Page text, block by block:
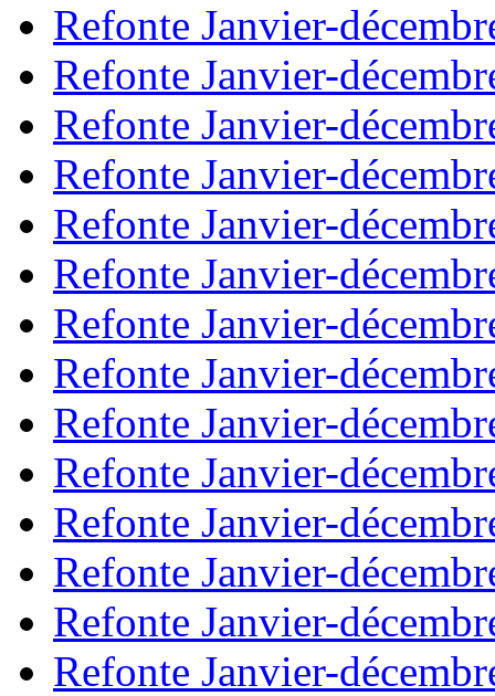
Refonte Janvier-
Refonte Janvier-
Refonte Janvier-
Refonte Janvier-
Refonte Janvier-
Refonte Janvier-
Refonte Janvier-
Refonte Janvier-
Refonte Janvier-
Refonte Janvier-
Refonte Janvier-
Refonte Janvier-
Refonte Janvier-
Refonte Janvier-